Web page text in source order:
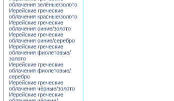
облачения зелёные/золото
Иерейские греческие
облачения красные/золото
Иерейские греческие
облачения синие/золото
Иерейские греческие
облачения синие/серебро
Иерейские греческие
облачения фиолетовые/
золото
Иерейские греческие
облачения фиолетовые/
серебро
Иерейские греческие
облачения чёрные/золото
Иерейские греческие